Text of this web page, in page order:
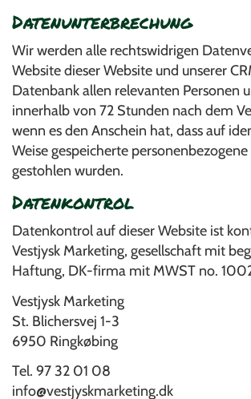
Datenunterbrechung
Wir werden alle rechtswidrigen
Website dieser Website und unserer
Datenbank allen relevanten Personen
innerhalb von 72 Stunden nach dem
wenn es den Anschein hat, dass auf
Weise gespeicherte
gestohlen wurden.
Datenkontrol
Datenkontrol auf dieser Website ist
Vestjysk Marketing, gesellschaft mit
Haftung, DK-firma mit MWST no.
Vestjysk Marketing
St. Blichersvej 1-3
6950 Ringkøbing
Tel. 97 32 01 08
info@vestjyskmarketing.dk